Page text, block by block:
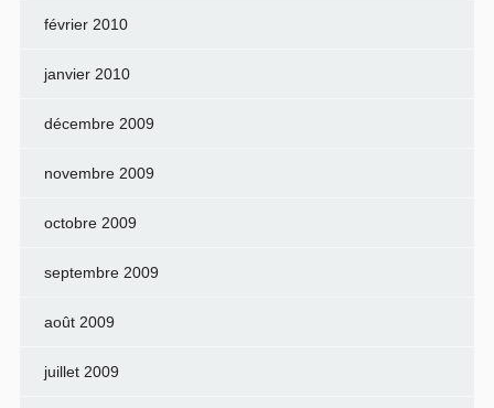
février 2010
janvier 2010
décembre 2009
novembre 2009
octobre 2009
septembre 2009
août 2009
juillet 2009